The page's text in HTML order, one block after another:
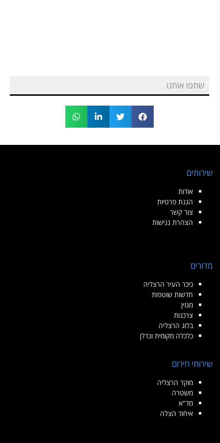
שתפו אותנו
שירותים
אודות
הגנת פרטיות
צור קשר
הצהרת נגישות
מדורים
כיכר העיר הרצליה
חדשות שוטפות
מגזין
צרכנות
בלוג הרצליה
כלכלה מקומית ונדלן
שירותי חירום
מוקד הרצליה
משטרה
מד"א
איחוד הצלה